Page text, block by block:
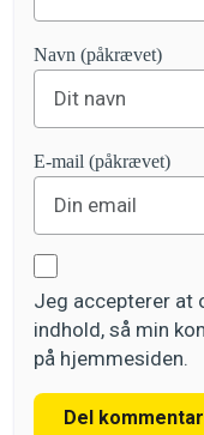
Navn (påkrævet)
E-mail (påkrævet)
Jeg accepterer at
indhold, så min
på hjemmesiden.
Del kommentar